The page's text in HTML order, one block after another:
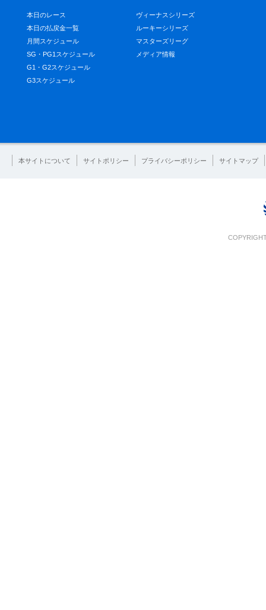
本日のレース
本日の払戻金一覧
月間スケジュール
SG・PG1スケジュール
G1・G2スケジュール
G3スケジュール
ヴィーナスシリーズ
ルーキーシリーズ
マスターズリーグ
メディア情報
本サイトについて サイトポリシー プライバシーポリシー サイトマップ